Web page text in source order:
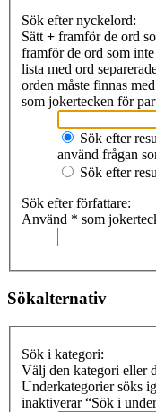
Sök efter nyckelord:
Sätt + framför de ord
framför de ord som
lista med ord
orden måste finnas
som jokertecken för
Sök efter
använd frågan
Sök efter
Sök efter författare:
Använd * som
Sökalternativ
Sök i kategori:
Välj den kategori eller
Underkategorier söks
inaktiverar “Sök i